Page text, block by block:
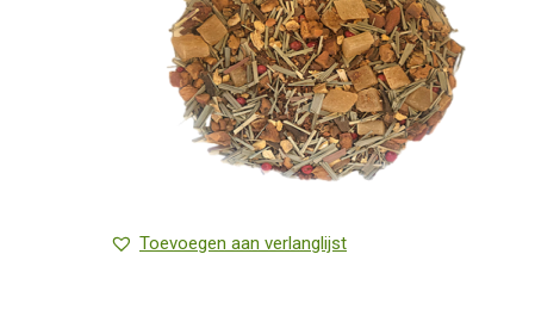
Toevoegen aan verlanglijst